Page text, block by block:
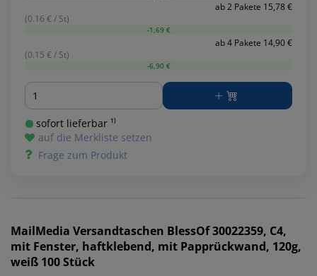
ab 2 Pakete 15,78 €
(0.16 € / St)
-1,69 €
ab 4 Pakete 14,90 €
(0.15 € / St)
-6,90 €
Menge
sofort lieferbar ¹⁾
auf die Merkliste setzen
Frage zum Produkt
MailMedia Versandtaschen BlessOf 30022359, C4,
mit Fenster, haftklebend, mit Papprückwand, 120g,
weiß 100 Stück